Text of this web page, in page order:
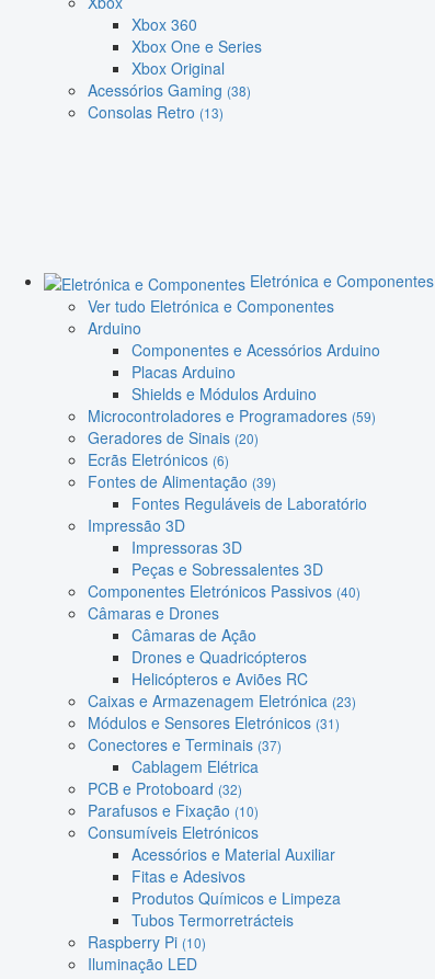
Xbox 360
Xbox One e Series
Xbox Original
Acessórios Gaming (38)
Consolas Retro (13)
Eletrónica e Componentes
Ver tudo Eletrónica e Componentes
Arduino
Componentes e Acessórios Arduino
Placas Arduino
Shields e Módulos Arduino
Microcontroladores e Programadores (59)
Geradores de Sinais (20)
Ecrãs Eletrónicos (6)
Fontes de Alimentação (39)
Fontes Reguláveis de Laboratório
Impressão 3D
Impressoras 3D
Peças e Sobressalentes 3D
Componentes Eletrónicos Passivos (40)
Câmaras e Drones
Câmaras de Ação
Drones e Quadricópteros
Helicópteros e Aviões RC
Caixas e Armazenagem Eletrónica (23)
Módulos e Sensores Eletrónicos (31)
Conectores e Terminais (37)
Cablagem Elétrica
PCB e Protoboard (32)
Parafusos e Fixação (10)
Consumíveis Eletrónicos
Acessórios e Material Auxiliar
Fitas e Adesivos
Produtos Químicos e Limpeza
Tubos Termorretrácteis
Raspberry Pi (10)
Iluminação LED